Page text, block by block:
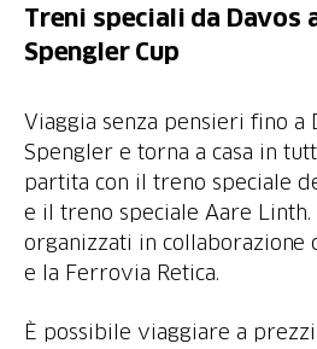
Treni speciali da Davos
Spengler Cup
Viaggia senza pensieri fino a
Spengler e torna a casa in
partita con il treno speciale
e il treno speciale Aare
organizzati in collaborazione
e la Ferrovia Retica.
È possibile viaggiare a